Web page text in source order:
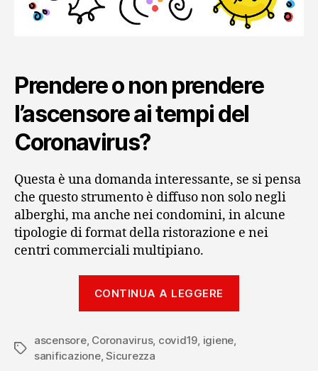
Prendere o non prendere
l’ascensore ai tempi del
Coronavirus?
Questa è una domanda interessante, se si pensa
che questo strumento è diffuso non solo negli
alberghi, ma anche nei condomini, in alcune
tipologie di format della ristorazione e nei
centri commerciali multipiano.
CONTINUA A LEGGERE
Tag
ascensore, Coronavirus, covid19, igiene,
sanificazione,Sicurezza